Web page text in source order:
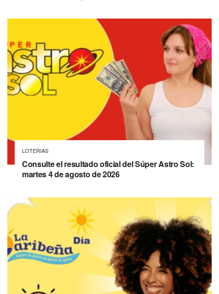
LOTERIAS
Consulte el resultado oficial del Súper Astro Sol:
martes 4 de agosto de 2026